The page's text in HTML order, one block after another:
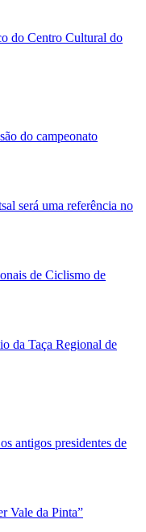
do Centro Cultural do
do campeonato
será uma referência no
de Ciclismo de
da Taça Regional de
antigos presidentes de
Vale da Pinta”